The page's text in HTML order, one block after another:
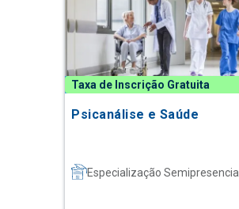
Taxa de Inscrição Gratuita
Psicanálise e Saúde
Especialização Semipresencial